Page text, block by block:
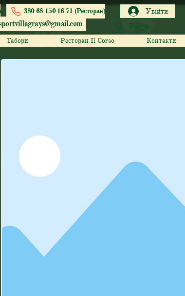
380 68 150 16 71 (Ресторан) Увійти
Табори Ресторан Il Corso Контакти